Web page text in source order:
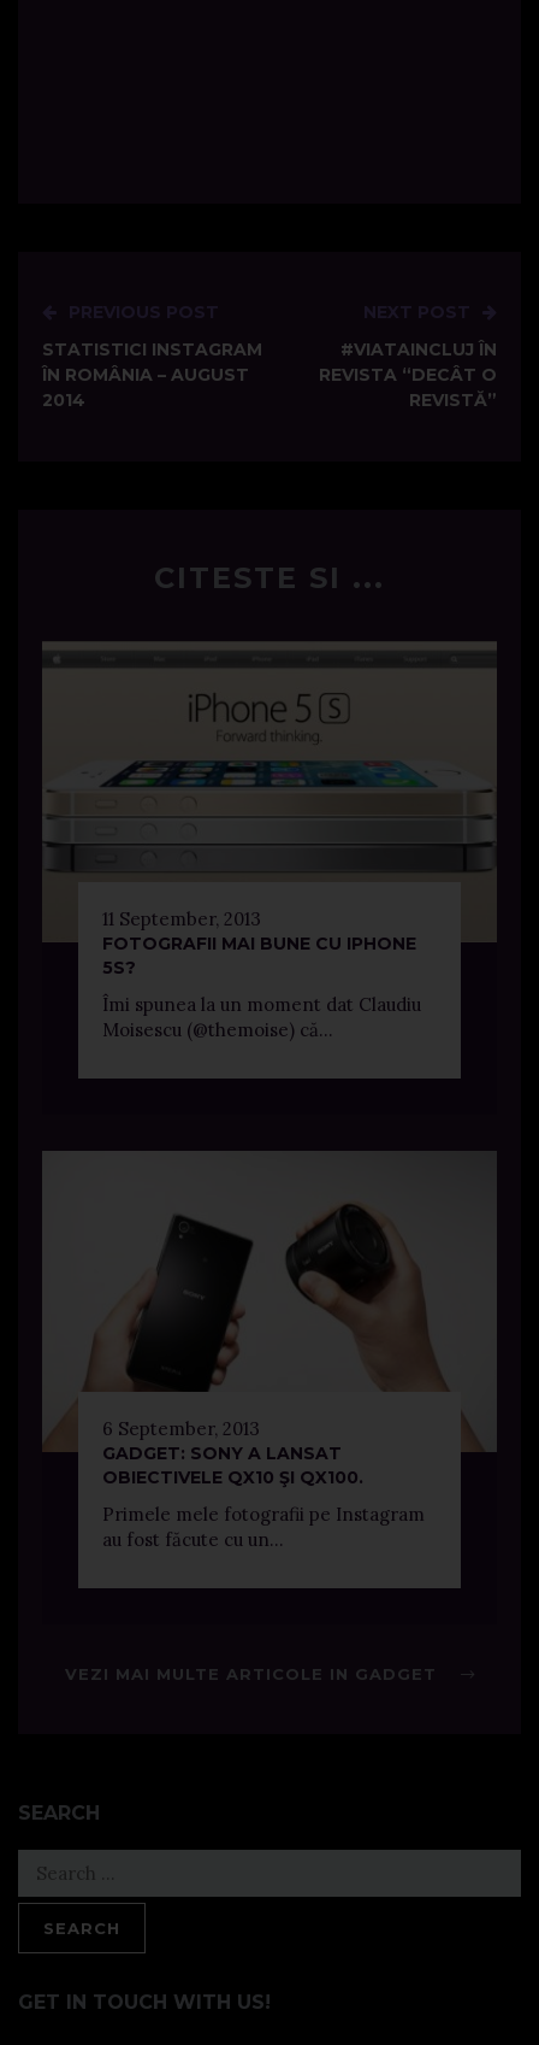
Post
navigation
PREVIOUS POST
STATISTICI INSTAGRAM
ÎN ROMÂNIA – AUGUST
2014
NEXT POST
#VIATAINCLUJ ÎN
REVISTA “DECÂT O
REVISTĂ”
CITESTE SI ...
11 September, 2013
FOTOGRAFII MAI BUNE CU IPHONE
5S?
Îmi spunea la un moment dat Claudiu
Moisescu (@themoise) că...
6 September, 2013
GADGET: SONY A LANSAT
OBIECTIVELE QX10 ŞI QX100.
Primele mele fotografii pe Instagram
au fost făcute cu un...
VEZI MAI MULTE ARTICOLE IN GADGET
SEARCH
for:
GET IN TOUCH WITH US!